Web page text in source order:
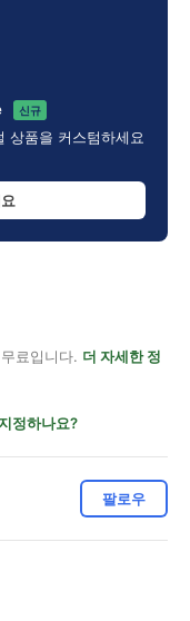
신규
상품을 커스텀하세요
료입니다. 더 자세한 정
정하나요?
팔로우